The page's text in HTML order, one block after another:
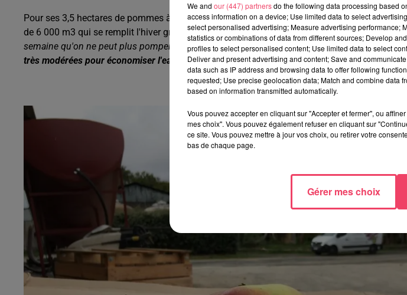
Pour ses 3,5 hectares de pommes à couteaux ou à croquer, l'arboriculteur a pu limiter les
de 6 000 m3 qui se remplit l'hiver grâce à l'eau des fossées, "on a complètement
semaine qu'on ne peut plus pomper d'eau parce que l'eau est trop bas.On a arrosé 5 jours
très modérées pour économiser l'eau et essayer de tenir tout l'été", rappelle Renan.
We and our (447) partnersdo the following data processing based
access information on a device; Use limited data to select
select personalised advertising; Measure advertising performance;
statistics or combinations of data from different sources; Develop
profiles to select personalised content; Use limited data to select
Deliver and present advertising and content; Save and
data such as IP address and browsing data to offer following
requested; Use precise geolocation data; Match and combine data
based on information transmitted automatically.
Vous pouvez accepter en cliquant sur "Accepter et fermer", ou
mes choix". Vous pouvez également refuser en cliquant sur
ce site. Vous pouvez mettre à jour vos choix, ou retirer votre
bas de chaque page.
Gérer mes choix